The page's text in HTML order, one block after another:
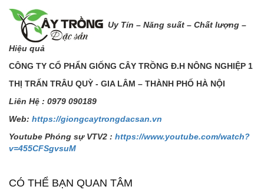
Uy Tín – Năng suất – Chất lượng –
Hiệu quả
CÔNG TY CỔ PHẨN GIỐNG CÂY TRỒNG Đ.H NÔNG NGHIỆP 1
THỊ TRẤN TRÂU QUỲ - GIA LÂM – THÀNH PHỐ HÀ NỘI
Liên Hệ : 0979 090189
Web: https://giongcaytrongdacsan.vn
Youtube Phóng sự VTV2 : https://www.youtube.com/watch?
v=455CFSgvsuM
CÓ THỂ BẠN QUAN TÂM